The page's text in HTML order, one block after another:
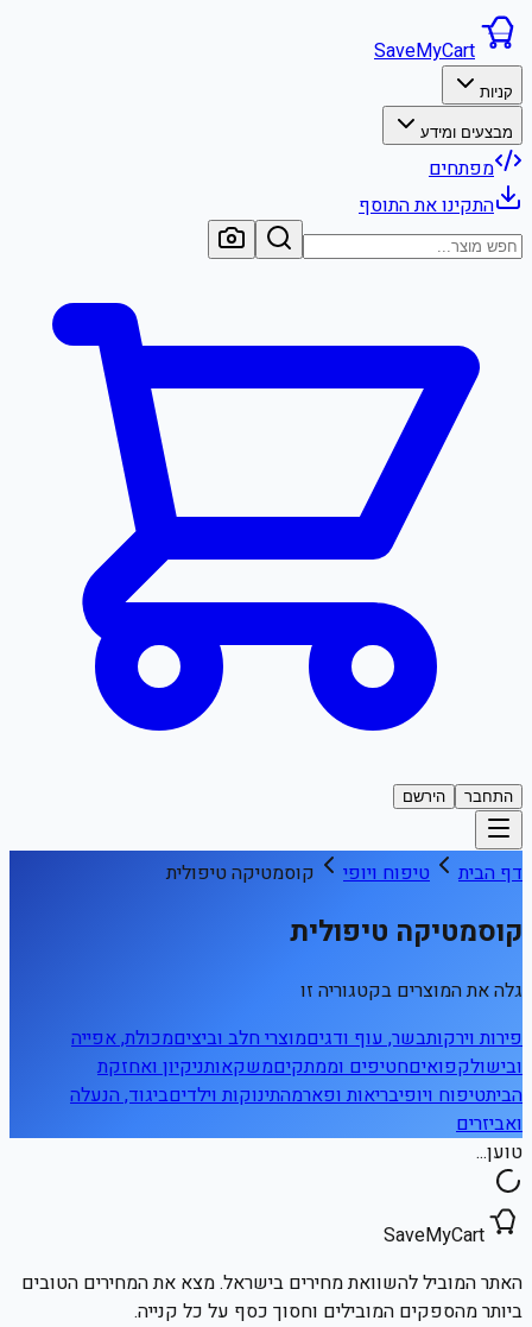
SaveMyCart
קניות
מבצעים ומידע
מפתחים
התקינו את התוסף
התחבר הירשם
דף הבית טיפוח ויופי קוסמטיקה טיפולית
קוסמטיקה טיפולית
גלה את המוצרים בקטגוריה זו
פירות וירקותבשר, עוף ודגיםמוצרי חלב וביציםמכולת, אפייה
ובישולקפואיםחטיפים וממתקיםמשקאותניקיון ואחזקת
הביתטיפוח ויופיבריאות ופארמהתינוקות וילדיםביגוד, הנעלה
ואביזרים
טוען...
SaveMyCart
האתר המוביל להשוואת מחירים בישראל. מצא את המחירים הטובים
ביותר מהספקים המובילים וחסוך כסף על כל קנייה.